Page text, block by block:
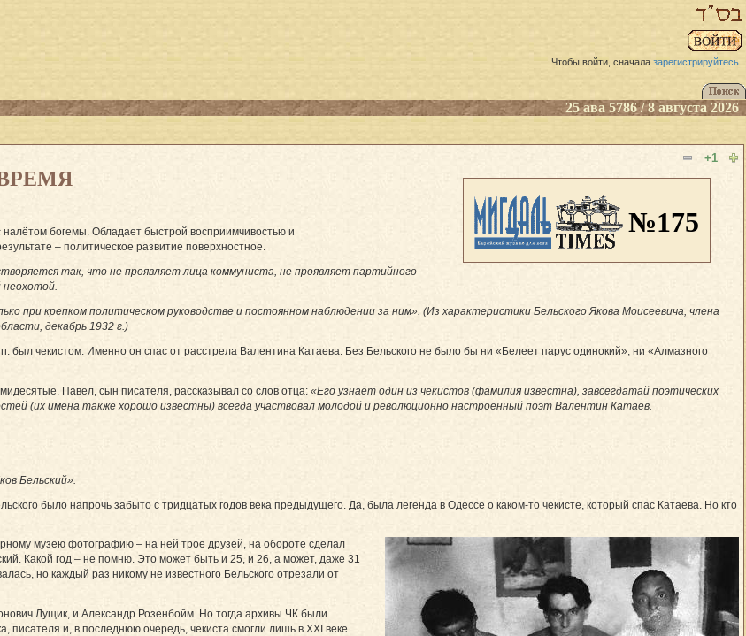
Чтобы войти, сначала зарегистрируйтесь.
25 ава 5786 / 8 августа 2026
+1
№175
богемы. Обладает быстрой восприимчивостью и
– политическое развитие поверхностное.
так, что не проявляет лица коммуниста, не проявляет партийного
при крепком политическом руководстве и постоянном наблюдении за ним». (Из характеристики Бельского Якова Моисеевича, члена
декабрь 1932 г.)
был чекистом. Именно он спас от расстрела Валентина Катаева. Без Бельского не было бы ни «Белеет парус одинокий», ни «Алмазного
Павел, сын писателя, рассказывал со слов отца: «Его узнаёт один из чекистов (фамилия известна), завсегдатай поэтических
(их имена также хорошо известны) всегда участвовал молодой и революционно настроенный поэт Валентин Катаев.
Бельский».
было напрочь забыто с тридцатых годов века предыдущего. Да, была легенда в Одессе о каком-то чекисте, который спас Катаева. Но кто
музею фотографию – на ней трое друзей, на обороте сделал
Какой год – не помню. Это может быть и 25, и 26, а может, даже 31
но каждый раз никому не известного Бельского отрезали от
Лущик, и Александр Розен­бойм. Но тогда архивы ЧК были
писателя и, в последнюю очередь, чекиста смогли лишь в ХХІ веке